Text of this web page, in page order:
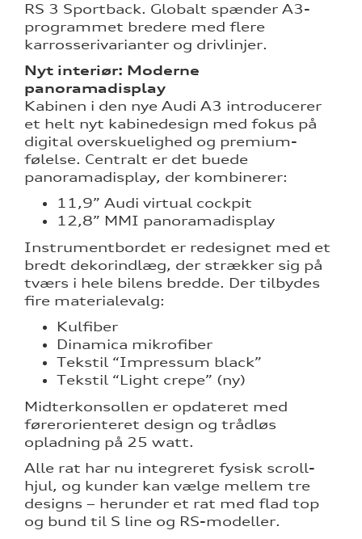
RS 3 Sportback. Globalt spænder A3-
programmet bredere med flere
karrosserivarianter og drivlinjer.
Nyt interiør: Moderne
panoramadisplay
Kabinen i den nye Audi A3 introducerer
et helt nyt kabinedesign med fokus på
digital overskuelighed og premium-
følelse. Centralt er det buede
panoramadisplay, der kombinerer:
11,9” Audi virtual cockpit
12,8” MMI panoramadisplay
Instrumentbordet er redesignet med et
bredt dekorindlæg, der strækker sig på
tværs i hele bilens bredde. Der tilbydes
fire materialevalg:
Kulfiber
Dinamica mikrofiber
Tekstil “Impressum black”
Tekstil “Light crepe” (ny)
Midterkonsollen er opdateret med
førerorienteret design og trådløs
opladning på 25 watt.
Alle rat har nu integreret fysisk scroll-
hjul, og kunder kan vælge mellem tre
designs – herunder et rat med flad top
og bund til S line og RS-modeller.